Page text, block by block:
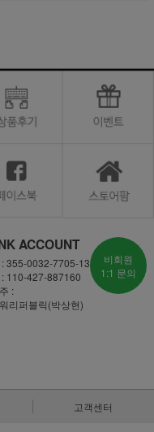
ACCOUNT
: 355-0032-7705-13
: 110-427-887160
:
리퍼블릭(박상현)
비회원
1:1 문의
고객센터